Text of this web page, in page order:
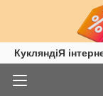
КукляндіЯ